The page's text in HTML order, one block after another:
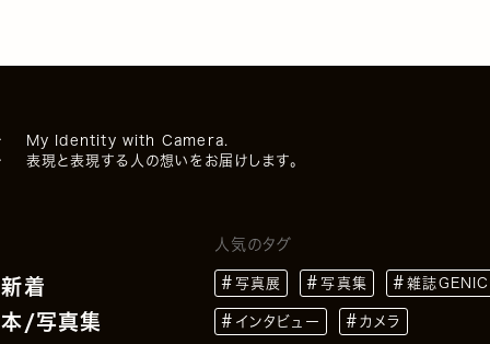
My Identity with Camera.
表現と表現する人の想いをお届けします。
新着
本/写真集
人気のタグ
写真展 写真集 雑誌GENIC
インタビュー カメラ